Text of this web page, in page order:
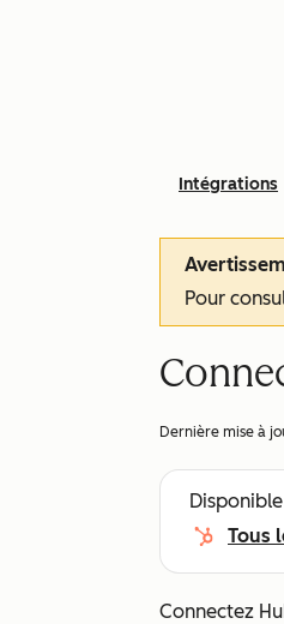
Intégrations
Pour
Dernière mise à
Tous
Connectez